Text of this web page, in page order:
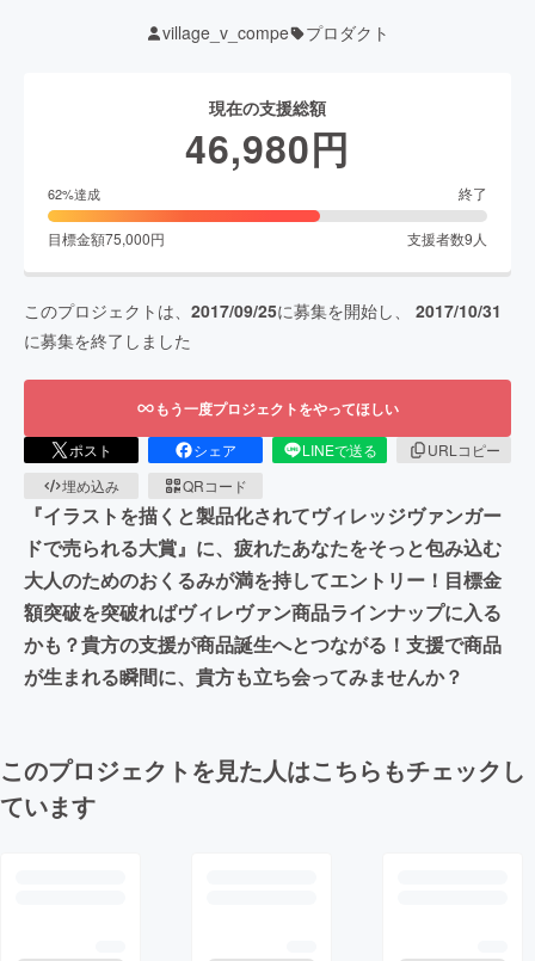
village_v_compe プロダクト
現在の支援総額
46,980円
62%達成 終了
目標金額75,000円 支援者数9 人
このプロジェクトは、 2017/09/25に募集を開始し、 2017/10/31
に募集を終了しました
もう一度プロジェクトをやってほしい
ポスト シェア LINEで送る
URLコピー
埋め込み
QRコード
『イラストを描くと製品化されてヴィレッジヴァンガー
ドで売られる大賞』に、疲れたあなたをそっと包み込む
大人のためのおくるみが満を持してエントリー！目標金
額突破を突破ればヴィレヴァン商品ラインナップに入る
かも？貴方の支援が商品誕生へとつながる！支援で商品
が生まれる瞬間に、貴方も立ち会ってみませんか？
このプロジェクトを見た人はこちらもチェックし
ています